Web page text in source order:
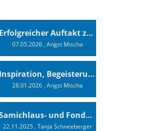
Erfolgreicher Auftakt zur Swiss Sailing Challenge League 2026
07.05.2026, Angst Mischa
Inspiration, Begeisterung - Ein Vortrag von Vendée-Globe-Finisher Oliver Heer
28.01.2026, Angst Mischa
Samichlaus- und Fonduabend
22.11.2025, Tanja Schneeberger